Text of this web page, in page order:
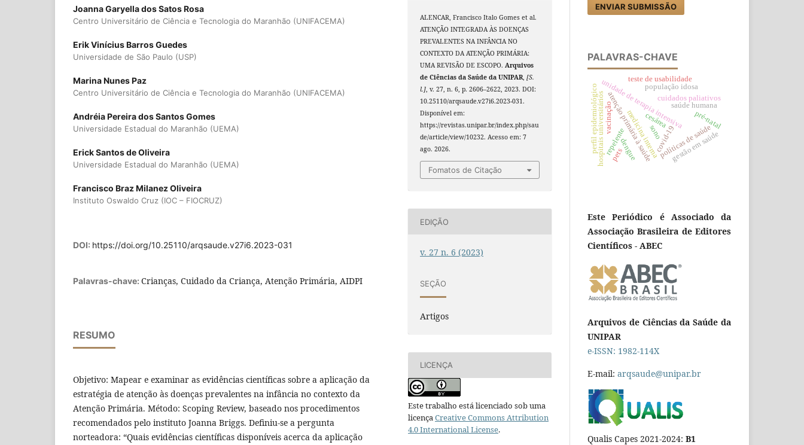
Joanna Garyella dos Satos Rosa
Centro Universitário de Ciência e Tecnologia do Maranhão (UNIFACEMA)
Erik Vinícius Barros Guedes
Universidade de São Paulo (USP)
Marina Nunes Paz
Centro Universitário de Ciência e Tecnologia do Maranhão (UNIFACEMA)
Andréia Pereira dos Santos Gomes
Universidade Estadual do Maranhão (UEMA)
Erick Santos de Oliveira
Universidade Estadual do Maranhão (UEMA)
Francisco Braz Milanez Oliveira
Instituto Oswaldo Cruz (IOC – FIOCRUZ)
DOI: https://doi.org/10.25110/arqsaude.v27i6.2023-031
Palavras-chave: Crianças, Cuidado da Criança, Atenção Primária, AIDPI
RESUMO
Objetivo: Mapear e examinar as evidências científicas sobre a aplicação da
estratégia de atenção às doenças prevalentes na infância no contexto da
Atenção Primária. Método: Scoping Review, baseado nos procedimentos
recomendados pelo instituto Joanna Briggs. Definiu-se a pergunta
norteadora: “Quais evidências científicas disponíveis acerca da aplicação
ALENCAR, Francisco Italo Gomes et al.
ATENÇÃO INTEGRADA ÀS DOENÇAS
PREVALENTES NA INFÂNCIA NO
CONTEXTO DA ATENÇÃO PRIMÁRIA:
UMA REVISÃO DE ESCOPO.Arquivos
de Ciências da Saúde da UNIPAR,[S.
l.], v. 27, n. 6, p. 2606–2622, 2023. DOI:
10.25110/arqsaude.v27i6.2023-031.
Disponível em:
https://revistas.unipar.br/index.php/sau
de/article/view/10232. Acesso em: 7
ago. 2026.
Fomatos de Citação
EDIÇÃO
v. 27 n. 6 (2023)
SEÇÃO
Artigos
LICENÇA
Este trabalho está licenciado sob uma
licença Creative Commons Attribution
4.0 International License.
ENVIAR SUBMISSÃO
PALAVRAS-CHAVE
unidade de terapia intensivacuidados paliativos
atenção primária à saúdepolíticas de saúde
gestão em saúde
vacinação
covid-19
população idosa
hospitais universitários medicina interna
sono
repelente
saúde humana
teste de usabilidade
pré-natal
dengue
perfil epidemiológico
pets
cesárea
Este Periódico é Associado da
Associação Brasileira de Editores
Científicos - ABEC
Arquivos de Ciências da Saúde da
UNIPAR
e-ISSN: 1982-114X
E-mail: arqsaude@unipar.br
Qualis Capes 2021-2024: B1